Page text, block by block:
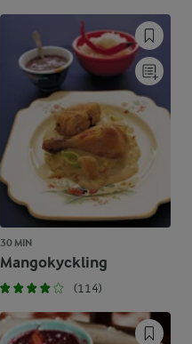
30 MIN
Mangokyckling
(114)